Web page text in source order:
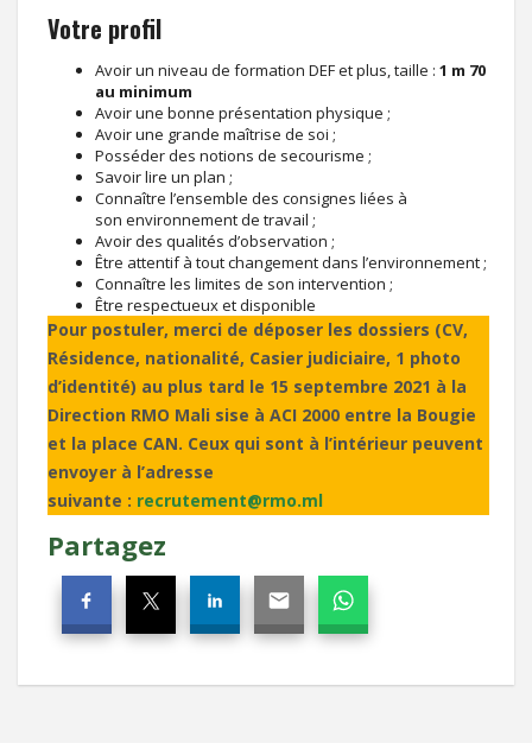
Votre profil
Avoir un niveau de formation DEF et plus, taille : 1 m 70
au minimum
Avoir une bonne présentation physique ;
Avoir une grande maîtrise de soi ;
Posséder des notions de secourisme ;
Savoir lire un plan ;
Connaître l’ensemble des consignes liées à
son environnement de travail ;
Avoir des qualités d’observation ;
Être attentif à tout changement dans l’environnement ;
Connaître les limites de son intervention ;
Être respectueux et disponible
Pour postuler, merci de déposer les dossiers (CV,
Résidence, nationalité, Casier judiciaire, 1 photo
d’identité) au plus tard le 15 septembre 2021 à la
Direction RMO Mali sise à ACI 2000 entre la Bougie
et la place CAN. Ceux qui sont à l’intérieur peuvent
envoyer à l’adresse
suivante : recrutement@rmo.ml
Partagez